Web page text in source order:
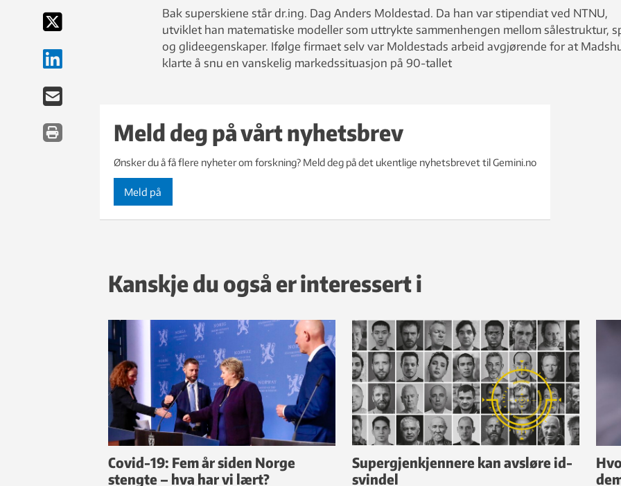
Bak superskiene står dr.ing. Dag Anders Moldestad. Da han var stipendiat ved NTNU,
utviklet han matematiske modeller som uttrykte sammenhengen mellom sålestruktur,
og glideegenskaper. Ifølge firmaet selv var Moldestads arbeid avgjørende for at
klarte å snu en vanskelig markedssituasjon på 90-tallet
Meld deg på vårt nyhetsbrev
Ønsker du å få flere nyheter om forskning? Meld deg på det ukentlige nyhetsbrevet til Gemini.no
Meld på
Kanskje du også er interessert i
Covid-19: Fem år siden Norge
stengte – hva har vi lært?
Supergjenkjennere kan avsløre id-
svindel